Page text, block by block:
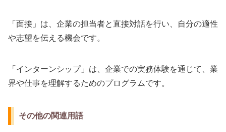
「面接」は、企業の担当者と直接対話を行い、自分の適性
や志望を伝える機会です。
「インターンシップ」は、企業での実務体験を通じて、業
界や仕事を理解するためのプログラムです。
その他の関連用語